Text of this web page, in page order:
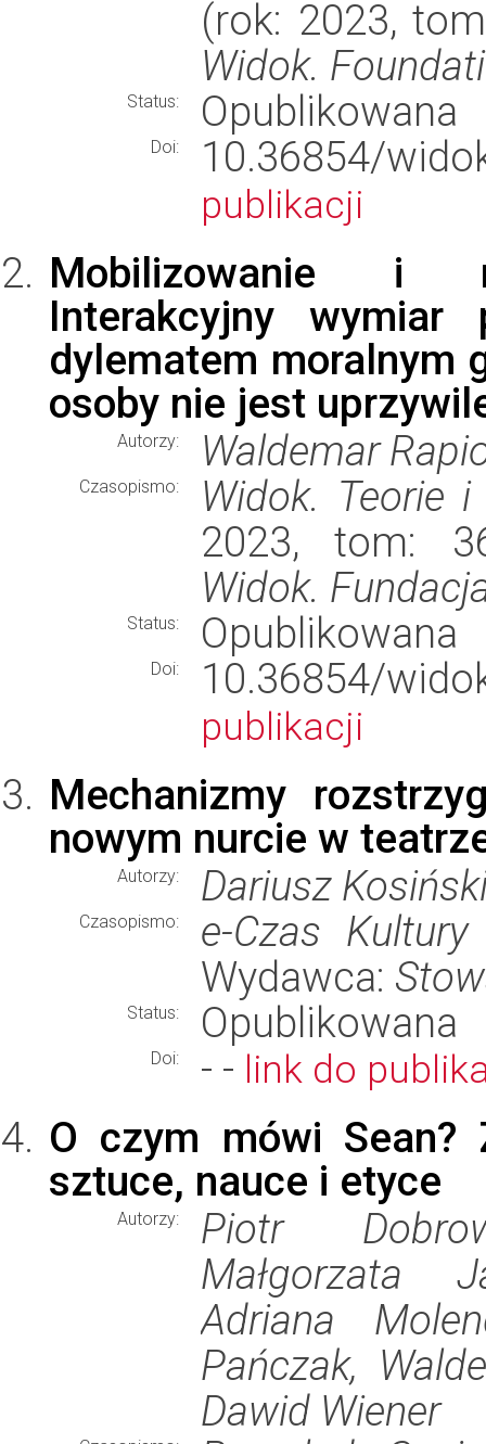
(rok: 2023,
Widok.
Status: Opublikowana
Doi: 10.36854/
publikacji
Mobilizowanie i
Interakcyjny
dylematem moralnym
osoby nie jest
Autorzy: Waldemar
Czasopismo:
Widok. Teorie
2023, tom:
Widok.
Status: Opublikowana
Doi: 10.36854/
publikacji
Mechanizmy
nowym nurcie w
Autorzy: Dariusz
Czasopismo: e-Czas Kultury
Wydawca:
Status: Opublikowana
Doi: - - link do
O czym mówi Sean?
sztuce, nauce i etyce
Autorzy:
Piotr
Małgorzata
Adriana
Pańczak,
Dawid Wiener